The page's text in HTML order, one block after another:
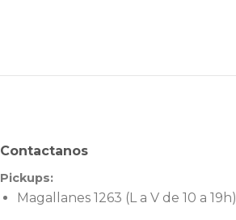
Contactanos
Pickups:
Magallanes 1263 (L a V de 10 a 19h)